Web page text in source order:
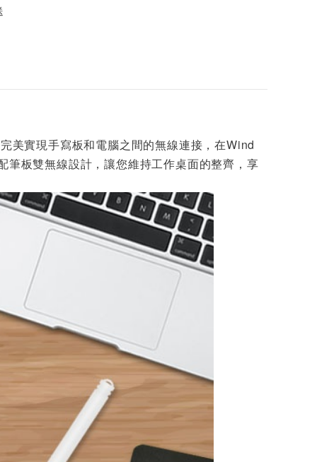
美實現手寫板和電腦之間的無線連接，在Wind
板雙無線設計，讓您維持工作桌面的整齊，享